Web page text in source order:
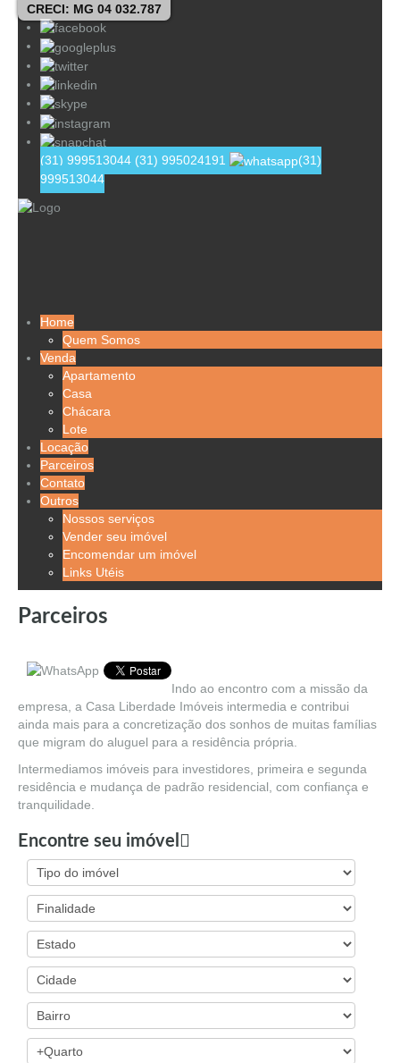
CRECI: MG 04 032.787
(31) 999513044 (31) 995024191
(31)
999513044
Home
Quem Somos
Venda
Apartamento
Casa
Chácara
Lote
Locação
Parceiros
Contato
Outros
Nossos serviços
Vender seu imóvel
Encomendar um imóvel
Links Utéis
Parceiros
Indo ao encontro com a missão da
empresa, a Casa Liberdade Imóveis intermedia e contribui
ainda mais para a concretização dos sonhos de muitas famílias
que migram do aluguel para a residência própria.
Intermediamos imóveis para investidores, primeira e segunda
residência e mudança de padrão residencial, com confiança e
tranquilidade.
Encontre seu imóvel